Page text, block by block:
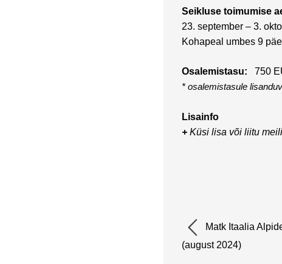
Seikluse toimumise
23. september – 3.
Kohapeal umbes 9
Osalemistasu: 750
* osalemistasule
Lisainfo
+ Küsi lisa või liitu
Matk Itaalia
(august 2024)